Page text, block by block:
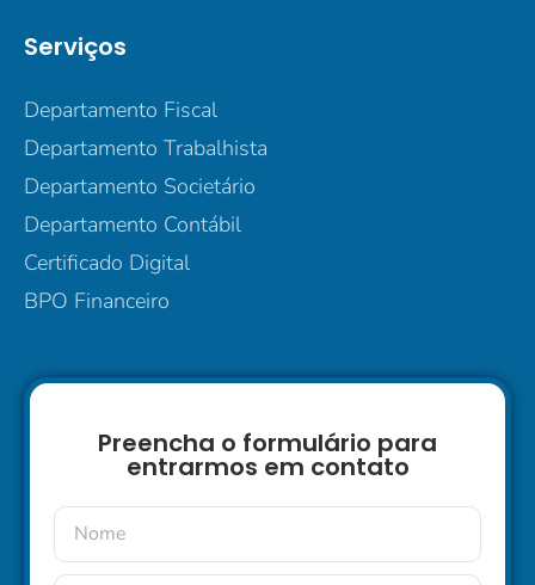
Serviços
Departamento Fiscal
Departamento Trabalhista
Departamento Societário
Departamento Contábil
Certificado Digital
BPO Financeiro
Preencha o formulário para
entrarmos em contato